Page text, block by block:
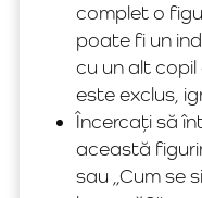
complet o
poate fi un
cu un alt
este exclus,
Încercați să
această
sau „Cum se